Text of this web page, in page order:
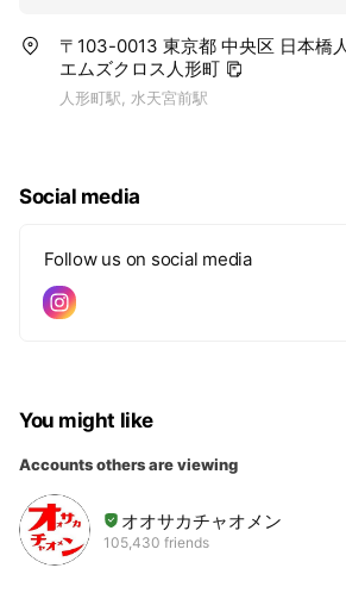
〒103-0013 東京都 中央区 日本橋
エムズクロス人形町
人形町駅, 水天宮前駅
Social media
Follow us on social media
You might like
Accounts others are viewing
オオサカチャオメン
105,430 friends